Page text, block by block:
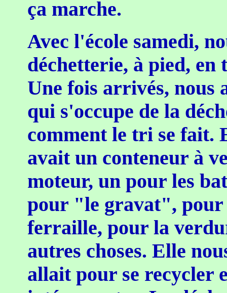
ça marche.
Avec l'école samedi,
déchetterie, à pied,
Une fois arrivés, nous
qui s'occupe de la
comment le tri se fait.
avait un conteneur à
moteur, un pour les
pour "le gravat", pour
ferraille, pour la
autres choses. Elle
allait pour se recycler